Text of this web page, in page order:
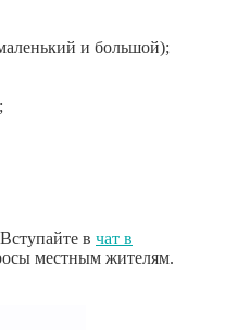
и большой);
в чат в
местным жителям.